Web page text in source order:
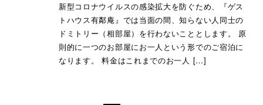
新型コロナウイルスの感染拡大を防ぐため、『ゲス
トハウス有鄰庵』では当面の間、知らない人同士の
ドミトリー（相部屋）を行わないこととします。 原
則的に一つのお部屋にお一人という形でのご宿泊に
なります。 料金はこれまでのお一人 […]